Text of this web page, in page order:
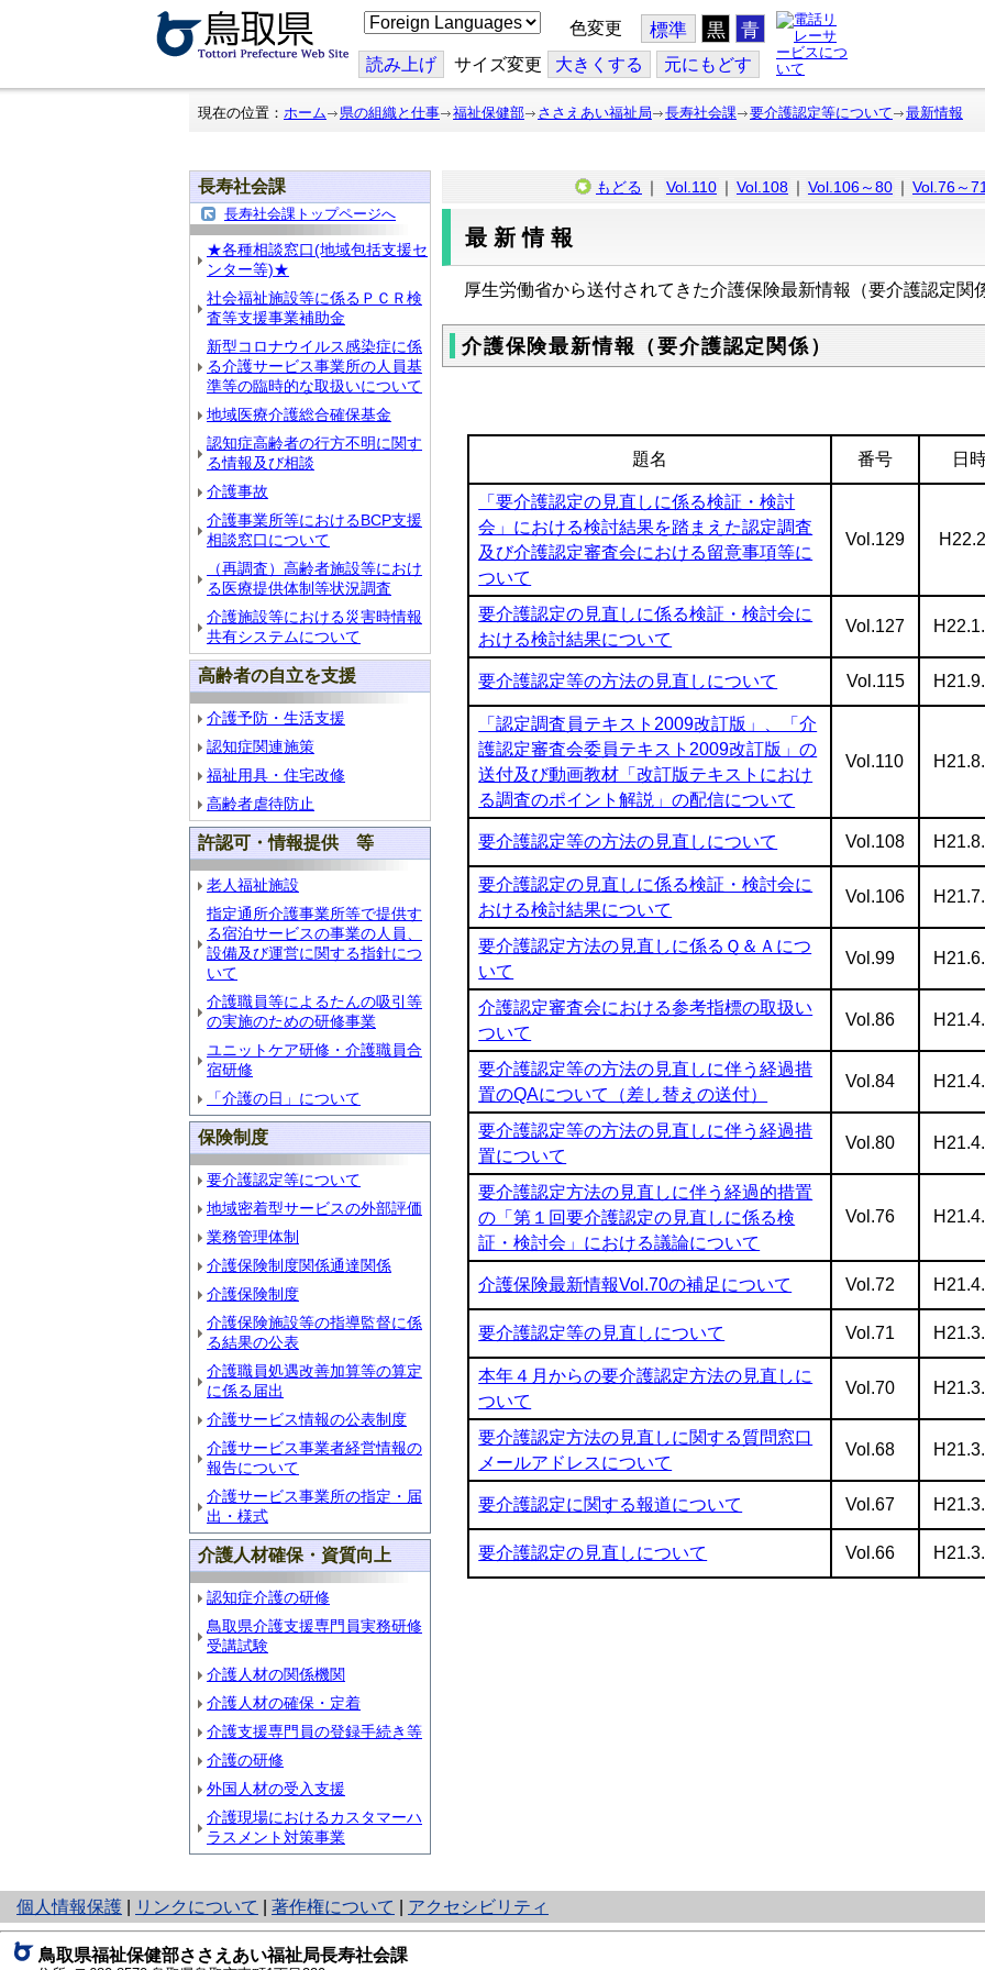
こ
の
ジ
を
翻
色変更 標準 黒 青
読み上げ サイズ変更 大きくする 元にもどす
現在の位置： ホーム 県の組織と仕事 福祉保健部 ささえあい福祉局 長寿社会課 要介護認定等について 最新情報
長寿社会課
長寿社会課トップページへ
★各種相談窓口(地域包括支援セ
ンター等)★
社会福祉施設等に係るＰＣＲ検
査等支援事業補助金
新型コロナウイルス感染症に係
る介護サービス事業所の人員基
準等の臨時的な取扱いについて
地域医療介護総合確保基金
認知症高齢者の行方不明に関す
る情報及び相談
介護事故
介護事業所等におけるBCP支援
相談窓口について
（再調査）高齢者施設等におけ
る医療提供体制等状況調査
介護施設等における災害時情報
共有システムについて
高齢者の自立を支援
介護予防・生活支援
認知症関連施策
福祉用具・住宅改修
高齢者虐待防止
許認可・情報提供 等
老人福祉施設
指定通所介護事業所等で提供す
る宿泊サービスの事業の人員、
設備及び運営に関する指針につ
いて
介護職員等によるたんの吸引等
の実施のための研修事業
ユニットケア研修・介護職員合
宿研修
「介護の日」について
保険制度
要介護認定等について
地域密着型サービスの外部評価
業務管理体制
介護保険制度関係通達関係
介護保険制度
介護保険施設等の指導監督に係
る結果の公表
介護職員処遇改善加算等の算定
に係る届出
介護サービス情報の公表制度
介護サービス事業者経営情報の
報告について
介護サービス事業所の指定・届
出・様式
介護人材確保・資質向上
認知症介護の研修
鳥取県介護支援専門員実務研修
受講試験
介護人材の関係機関
介護人材の確保・定着
介護支援専門員の登録手続き等
介護の研修
外国人材の受入支援
介護現場におけるカスタマーハ
ラスメント対策事業
もどる ｜ Vol.110 ｜ Vol.108 ｜ Vol.106～80 ｜ Vol.76～71
最新情報
厚生労働省から送付されてきた介護保険最新情報（要介護認定関
介護保険最新情報（要介護認定関係）
題名 番号 日
「要介護認定の見直しに係る検証・検討
会」における検討結果を踏まえた認定調査
及び介護認定審査会における留意事項等に
ついて
Vol.129
要介護認定の見直しに係る検証・検討会に
おける検討結果について
Vol.127
要介護認定等の方法の見直しについて Vol.115
「認定調査員テキスト2009改訂版」、「介
護認定審査会委員テキスト2009改訂版」の
送付及び動画教材「改訂版テキストにおけ
る調査のポイント解説」の配信について
Vol.110
要介護認定等の方法の見直しについて Vol.108
要介護認定の見直しに係る検証・検討会に
おける検討結果について
Vol.106
要介護認定方法の見直しに係るＱ＆Ａにつ
いて
Vol.99
介護認定審査会における参考指標の取扱い
ついて
Vol.86
要介護認定等の方法の見直しに伴う経過措
置のQAについて（差し替えの送付）
Vol.84
要介護認定等の方法の見直しに伴う経過措
置について
Vol.80
要介護認定方法の見直しに伴う経過的措置
の「第１回要介護認定の見直しに係る検
証・検討会」における議論について
Vol.76
介護保険最新情報Vol.70の補足について Vol.72
要介護認定等の見直しについて Vol.71
本年４月からの要介護認定方法の見直しに
ついて
Vol.70
要介護認定方法の見直しに関する質問窓口
メールアドレスについて
Vol.68
要介護認定に関する報道について Vol.67
要介護認定の見直しについて Vol.66
個人情報保護
と
り
ネ
リンクについて 著作権について アクセシビリティ
鳥取県福祉保健部ささえあい福祉局長寿社会課